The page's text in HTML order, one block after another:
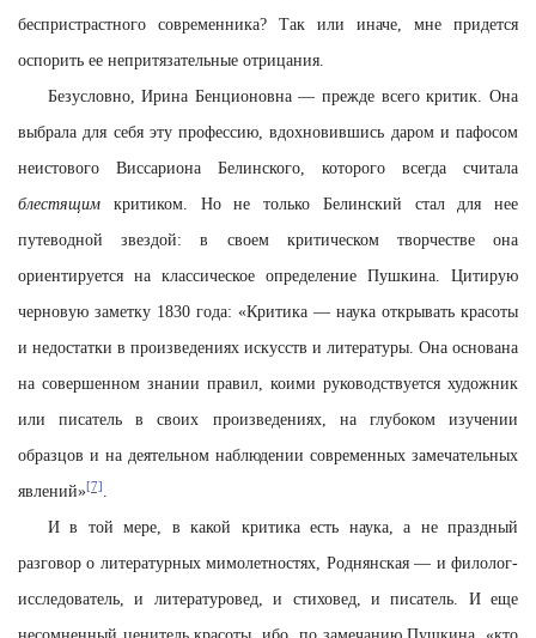
беспристрастного современника? Так или иначе, мне придется
оспорить ее непритязательные отрицания.
Безусловно, Ирина Бенционовна — прежде всего критик. Она
выбрала для себя эту профессию, вдохновившись даром и пафосом
неистового Виссариона Белинского, которого всегда считала
блестящим критиком. Но не только Белинский стал для нее
путеводной звездой: в своем критическом творчестве она
ориентируется на классическое определение Пушкина. Цитирую
черновую заметку 1830 года: «Критика — наука открывать красоты
и недостатки в произведениях искусств и литературы. Она основана
на совершенном знании правил, коими руководствуется художник
или писатель в своих произведениях, на глубоком изучении
образцов и на деятельном наблюдении современных замечательных
явлений»[7] .
И в той мере, в какой критика есть наука, а не праздный
разговор о литературных мимолетностях, Роднянская — и филолог-
исследователь, и литературовед, и стиховед, и писатель. И еще